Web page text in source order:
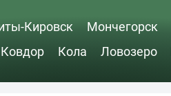
Кировск Мончегорск
Ковдор Кола Ловозеро